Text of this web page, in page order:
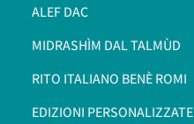
ALEF DAC
MIDRASHÌM DAL TALMÙD
RITO ITALIANO BENÈ ROMI​
EDIZIONI PERSONALIZZATE